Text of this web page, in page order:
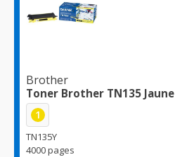
Brother
Toner Brother TN135 Jaune
1
TN135Y
4000 pages